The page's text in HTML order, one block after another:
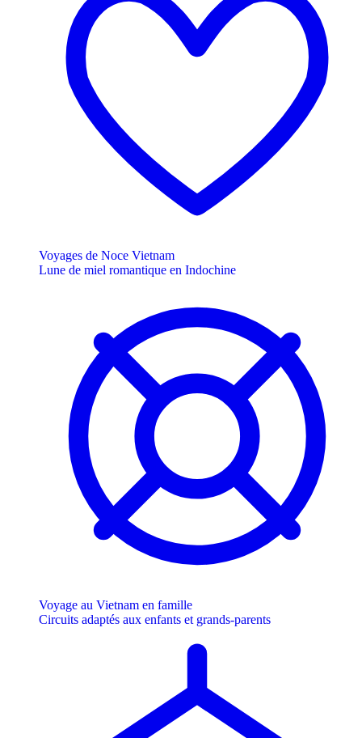
Voyages de Noce Vietnam
Lune de miel romantique en Indochine
Voyage au Vietnam en famille
Circuits adaptés aux enfants et grands-parents